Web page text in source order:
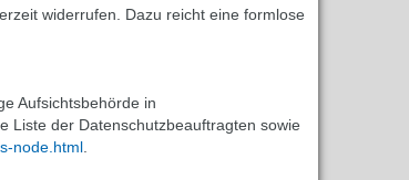
widerrufen. Dazu reicht eine formlose
Aufsichtsbehörde in
Liste der Datenschutzbeauftragten sowie
node.html.